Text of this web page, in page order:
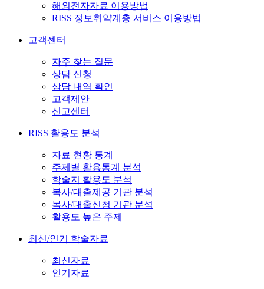
해외전자자료 이용방법
RISS 정보취약계층 서비스 이용방법
고객센터
자주 찾는 질문
상담 신청
상담 내역 확인
고객제안
신고센터
RISS 활용도 분석
자료 현황 통계
주제별 활용통계 분석
학술지 활용도 분석
복사/대출제공 기관 분석
복사/대출신청 기관 분석
활용도 높은 주제
최신/인기 학술자료
최신자료
인기자료